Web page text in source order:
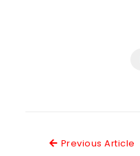
Previous Article